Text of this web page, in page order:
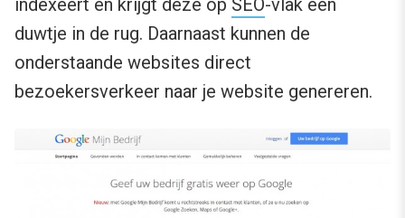
duwtje in de rug. Daarnaast kunnen de
onderstaande websites direct
bezoekersverkeer naar je website genereren.